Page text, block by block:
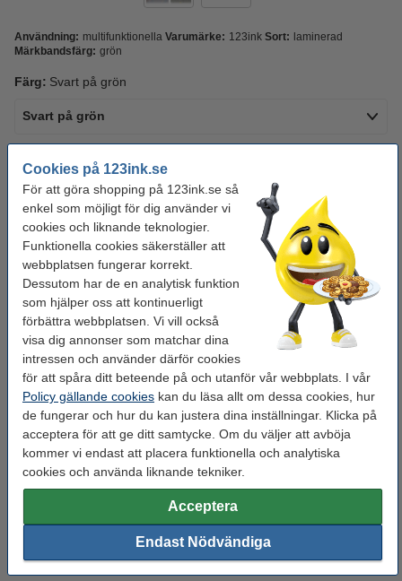
Cookies på 123ink.se
För att göra shopping på 123ink.se så
enkel som möjligt för dig använder vi
cookies och liknande teknologier.
Funktionella cookies säkerställer att
webbplatsen fungerar korrekt.
Dessutom har de en analytisk funktion
som hjälper oss att kontinuerligt
förbättra webbplatsen. Vi vill också
visa dig annonser som matchar dina
intressen och använder därför cookies
för att spåra ditt beteende på och utanför vår webbplats. I vår
Policy gällande cookies kan du läsa allt om dessa cookies, hur
de fungerar och hur du kan justera dina inställningar. Klicka på
acceptera för att ge ditt samtycke. Om du väljer att avböja
kommer vi endast att placera funktionella och analytiska
cookies och använda liknande tekniker.
Acceptera
Endast Nödvändiga
Användning: multifunktionella Varumärke: 123ink Sort: laminerad
Märkbandsfärg: grön
Färg: Svart på grön
Svart på grön
9 mm 12 mm 18 mm 24 mm
Se specifikationerna och beskrivningen
i lager
Beställ nu så skickar vi på måndag!
95 kr
Behöver du fler?
Köp5stför endast
425 kr
Tips: Beställ multipack!
231+TZe-131+TZe-631 | svart text -
225 kr